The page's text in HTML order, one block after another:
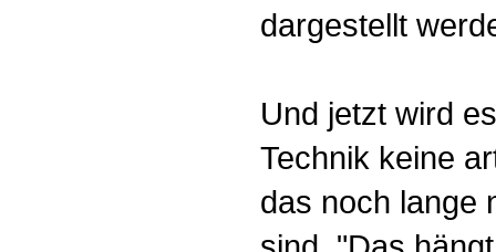
dargestellt
Und jetzt wird
Technik keine
das noch lange